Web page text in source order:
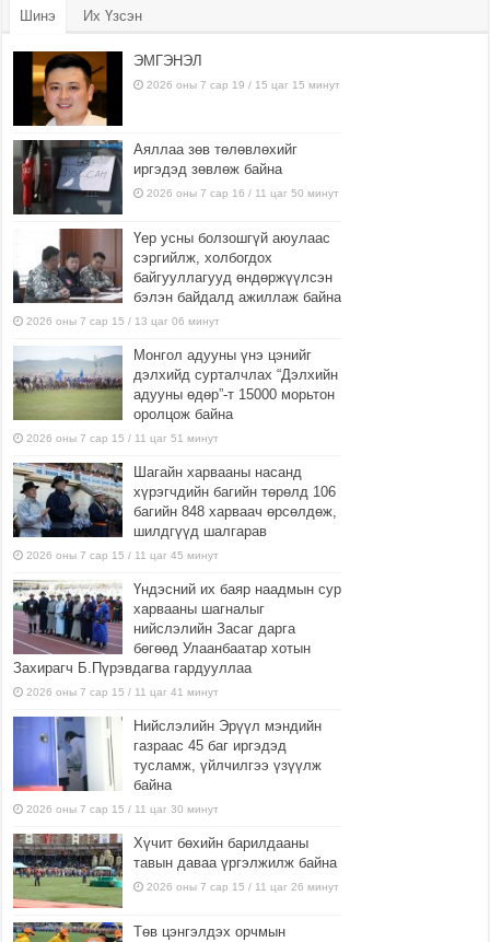
Шинэ Их Үзсэн
ЭМГЭНЭЛ
2026 оны 7 сар 19 / 15 цаг 15 минут
Аяллаа зөв төлөвлөхийг
иргэдэд зөвлөж байна
2026 оны 7 сар 16 / 11 цаг 50 минут
Үер усны болзошгүй аюулаас
сэргийлж, холбогдох
байгууллагууд өндөржүүлсэн
бэлэн байдалд ажиллаж байна
2026 оны 7 сар 15 / 13 цаг 06 минут
Монгол адууны үнэ цэнийг
дэлхийд сурталчлах “Дэлхийн
адууны өдөр”-т 15000 морьтон
оролцож байна
2026 оны 7 сар 15 / 11 цаг 51 минут
Шагайн харвааны насанд
хүрэгчдийн багийн төрөлд 106
багийн 848 харваач өрсөлдөж,
шилдгүүд шалгарав
2026 оны 7 сар 15 / 11 цаг 45 минут
Үндэсний их баяр наадмын сур
харвааны шагналыг
нийслэлийн Засаг дарга
бөгөөд Улаанбаатар хотын
Захирагч Б.Пүрэвдагва гардууллаа
2026 оны 7 сар 15 / 11 цаг 41 минут
Нийслэлийн Эрүүл мэндийн
газраас 45 баг иргэдэд
тусламж, үйлчилгээ үзүүлж
байна
2026 оны 7 сар 15 / 11 цаг 30 минут
Хүчит бөхийн барилдааны
тавын даваа үргэлжилж байна
2026 оны 7 сар 15 / 11 цаг 26 минут
Төв цэнгэлдэх орчмын